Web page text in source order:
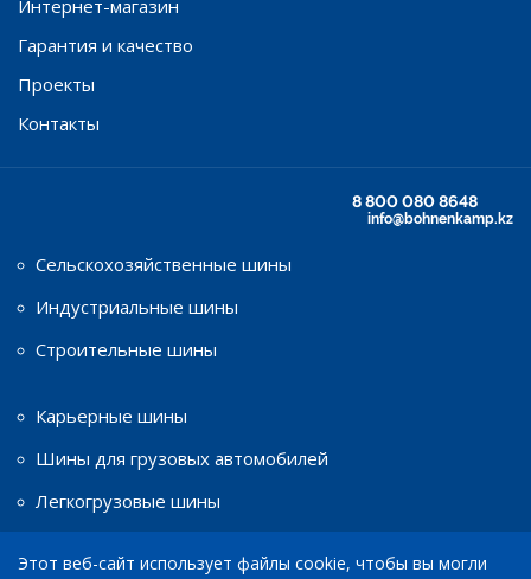
Интернет-магазин
Гарантия и качество
Проекты
Контакты
8 800 080 8648
info@bohnenkamp.kz
Сельскохозяйственные шины
Индустриальные шины
Строительные шины
Карьерные шины
Шины для грузовых автомобилей
Легкогрузовые шины
Шины для мототехники
Этот веб-сайт использует файлы cookie, чтобы вы могли